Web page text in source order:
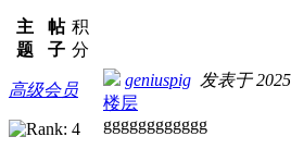
主
题
帖
子
积
分
高级会员
geniuspig 发表于
楼层
gggggggggggg